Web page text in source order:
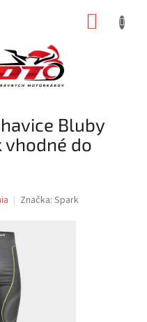
Bluby
vhodné do
Značka: Spark